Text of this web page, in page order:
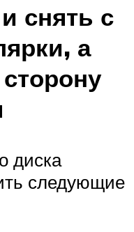
снять с
а
диска
следующие